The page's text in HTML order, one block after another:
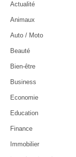
Actualité
Animaux
Auto / Moto
Beauté
Bien-être
Business
Economie
Education
Finance
Immobilier